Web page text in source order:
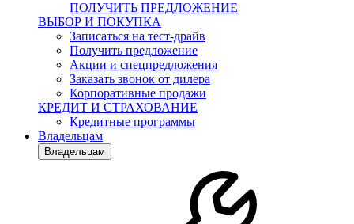
ПОЛУЧИТЬ ПРЕДЛОЖЕНИЕ
ВЫБОР И ПОКУПКА
Записаться на тест-драйв
Получить предложение
Акции и спецпредложения
Заказать звонок от дилера
Корпоративные продажи
КРЕДИТ И СТРАХОВАНИЕ
Кредитные программы
Владельцам
Владельцам